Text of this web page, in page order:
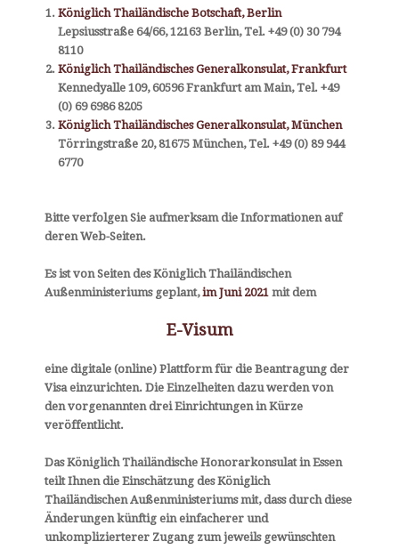
Wirtschaftskontakte
Zollangelegenheiten
Königlich Thailändisches Honorarkonsulat für Nordrhein-Westfalen
und Niedersachsen
45131 Essen
Tel. 0201-95 97 93 34
Fax 0201-95 97 94 45
Königlich Thailändische Botschaft, Berlin
Lepsiusstraße 64/66, 12163 Berlin, Tel. +49 (0) 30 794
8110
Königlich Thailändisches Generalkonsulat, Frankfurt
Kennedyalle 109, 60596 Frankfurt am Main, Tel. +49
(0) 69 6986 8205
Königlich Thailändisches Generalkonsulat, München
Törringstraße 20, 81675 München, Tel. +49 (0) 89 944
6770
Bitte verfolgen Sie aufmerksam die Informationen auf
deren Web-Seiten.
Es ist von Seiten des Königlich Thailändischen
Außenministeriums geplant,im Juni 2021 mit dem
E-Visum
eine digitale (online) Plattform für die Beantragung der
Visa einzurichten. Die Einzelheiten dazu werden von
den vorgenannten drei Einrichtungen in Kürze
veröffentlicht.
Das Königlich Thailändische Honorarkonsulat in Essen
teilt Ihnen die Einschätzung des Königlich
Thailändischen Außenministeriums mit, dass durch diese
Änderungen künftig ein einfacherer und
unkomplizierterer Zugang zum jeweils gewünschten